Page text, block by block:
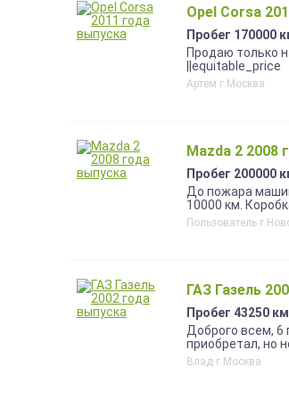
перевозке,
Opel Corsa
Пробег 170000
Продаю только
||equitable_price
Артем г.Москва
Mazda 2 2008 г
Пробег 200000
До пожара
10000 км.
Пользователь
ГАЗ Газель
Пробег 43250
Доброго всем, 6
приобретал, но
деревни, мебель
последнему
Влад г.Москва